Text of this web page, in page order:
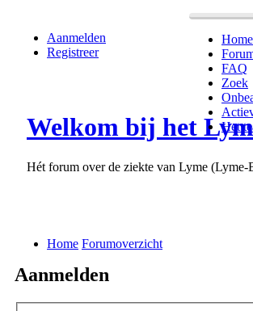
Home
FAQ
Zoek
Het
Aanmelden
Registreer
Welkom bij het
Hét forum over de ziekte van Lyme (Lyme-
Home Forumoverzicht
Aanmelden